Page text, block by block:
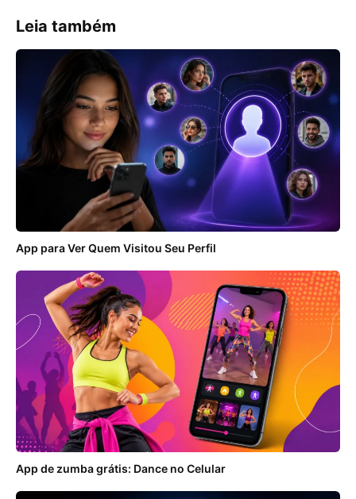
Leia também
App para Ver Quem Visitou Seu Perfil
App de zumba grátis: Dance no Celular